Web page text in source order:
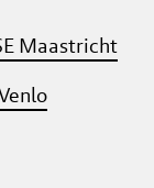
Maastricht